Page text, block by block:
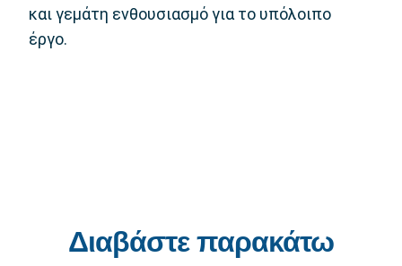
και γεμάτη ενθουσιασμό για το υπόλοιπο
έργο.
Διαβάστε παρακάτω